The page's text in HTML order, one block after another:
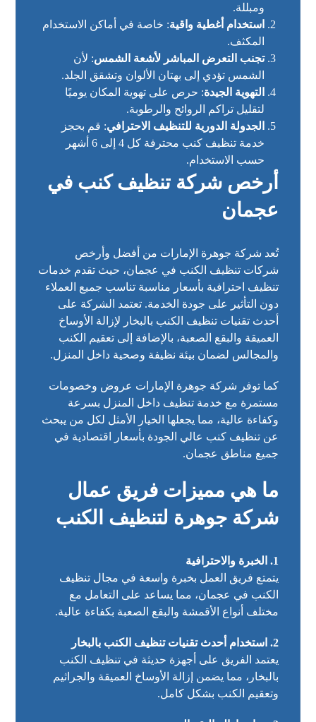
ومبللة.
استخدام أغطية واقية: خاصة في أماكن الاستخدام
المكثف.
تجنب التعرض المباشر لأشعة الشمس: لأن
الشمس تؤدي إلى بهتان الألوان وتشقق الجلد.
التهوية الجيدة: حرص على تهوية المكان يوميًا
لتقليل تراكم الروائح والرطوبة.
الجدولة الدورية للتنظيف الاحترافي: قم بحجز
خدمة تنظيف كنب محترفة كل 4 إلى 6 أشهر
حسب الاستخدام.
أرخص شركة تنظيف كنب في
عجمان
تُعد شركة جوهرة الإمارات من أفضل وأرخص
شركات تنظيف الكنب في عجمان، حيث تقدم خدمات
تنظيف احترافية بأسعار مناسبة تناسب جميع العملاء
دون التأثير على جودة الخدمة. تعتمد الشركة على
أحدث تقنيات تنظيف الكنب بالبخار لإزالة الأوساخ
العميقة والبقع الصعبة، بالإضافة إلى تعقيم الكنب
والمجالس لضمان بيئة نظيفة وصحية داخل المنزل.
كما توفر شركة جوهرة الإمارات عروض وخصومات
مستمرة مع خدمة تنظيف داخل المنزل بسرعة
وكفاءة عالية، مما يجعلها الخيار الأمثل لكل من يبحث
عن تنظيف كنب عالي الجودة بأسعار اقتصادية في
جميع مناطق عجمان.
ما هي مميزات فريق عمال
شركة جوهرة لتنظيف الكنب
1. الخبرة والاحترافية
يتمتع فريق العمل بخبرة واسعة في مجالتنظيف
الكنب في عجمان، مما يساعد على التعامل مع
مختلف أنواع الأقمشة والبقع الصعبة بكفاءة عالية.
2. استخدام أحدث تقنيات تنظيف الكنب بالبخار
يعتمد الفريق على أجهزة حديثة في تنظيف الكنب
بالبخار، مما يضمن إزالة الأوساخ العميقة والجراثيم
وتعقيم الكنب بشكل كامل.